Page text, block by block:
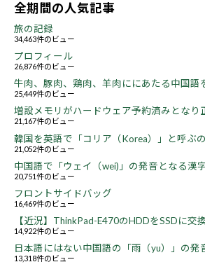
全期間の人気記事
旅の記録
34,463件のビュー
プロフィール
26,876件のビュー
牛肉、豚肉、鶏肉、羊肉ににあたる中国語
25,449件のビュー
増設メモリがハードウェア予約済みとなり
21,167件のビュー
韓国を英語で「コリア（Korea）」と呼ぶ
21,052件のビュー
中国語で「ウェイ（wei)」の発音となる漢
20,751件のビュー
フロントサイドバッグ
16,469件のビュー
【近況】ThinkPad-E470のHDDをSSDに交
14,922件のビュー
日本語にはない中国語の「雨（yu）」の発
13,318件のビュー